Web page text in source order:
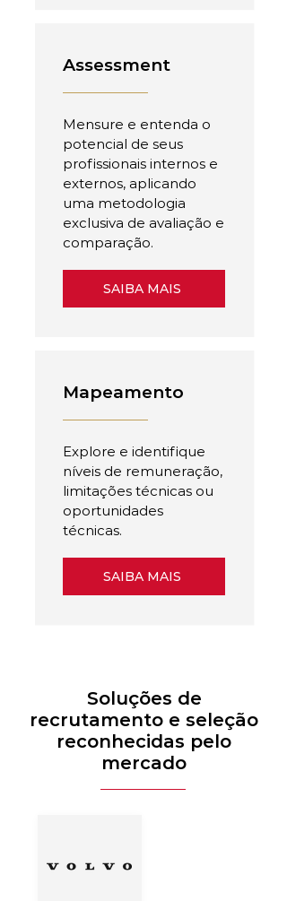
Assessment
Mensure e entenda o
potencial de seus
profissionais internos e
externos, aplicando
uma metodologia
exclusiva de avaliação e
comparação.
SAIBA MAIS
Mapeamento
Explore e identifique
níveis de remuneração,
limitações técnicas ou
oportunidades
técnicas.
SAIBA MAIS
Soluções de
recrutamento e seleção
reconhecidas pelo
mercado